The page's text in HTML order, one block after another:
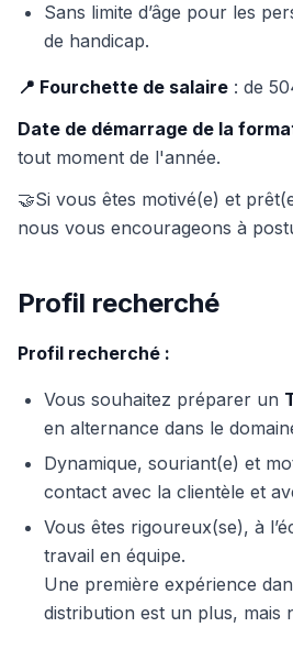
Sans limite d’âge pour les
de handicap.
📍 Fourchette de salaire : de
Date de démarrage de la
tout moment de l'année.
🤝Si vous êtes motivé(e) et
nous vous encourageons à
Profil recherché
Profil recherché :
Vous souhaitez préparer un
en alternance dans le
Dynamique, souriant(e) et
contact avec la clientèle et
Vous êtes rigoureux(se), à
travail en équipe.
Une première expérience
distribution est un plus, mais